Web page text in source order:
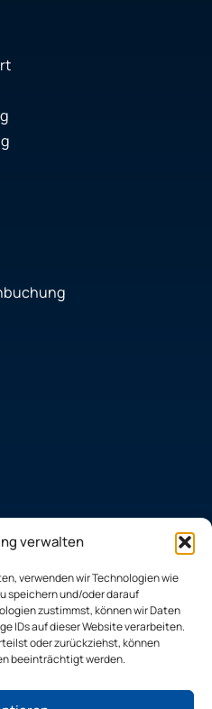
verwalten
verwenden wir Technologien wie
speichern und/oder darauf
zustimmst, können wir Daten
IDs auf dieser Website verarbeiten.
oder zurückziehst, können
beeinträchtigt werden.
Hanau
Uhr